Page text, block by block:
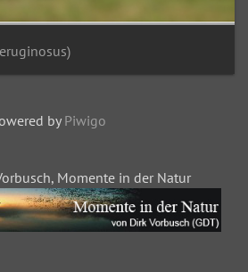
byPiwigo
Momente in der Natur